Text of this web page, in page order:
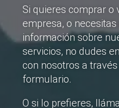
Si quieres comprar o
empresa, o necesitas
información sobre
servicios, no dudes
con nosotros a través
formulario.
O si lo prefieres,